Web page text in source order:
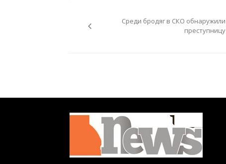
записям
Среди бродяг в СКО обнаружили
преступницу